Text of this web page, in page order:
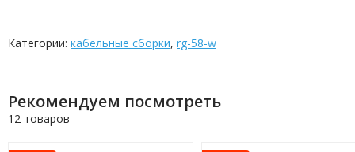
Категории: кабельные сборки, rg-58-w
Рекомендуем посмотреть
12 товаров